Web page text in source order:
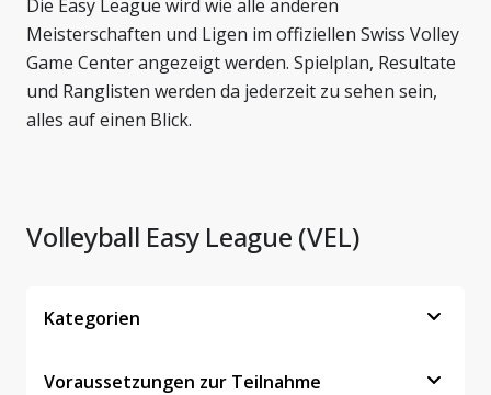
Die Easy League wird wie alle anderen
Meisterschaften und Ligen im offiziellen Swiss Volley
Game Center angezeigt werden. Spielplan, Resultate
und Ranglisten werden da jederzeit zu sehen sein,
alles auf einen Blick.
Volleyball Easy League (VEL)
Kategorien
Voraussetzungen zur Teilnahme